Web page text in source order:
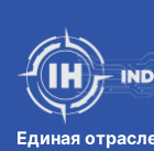
Единая